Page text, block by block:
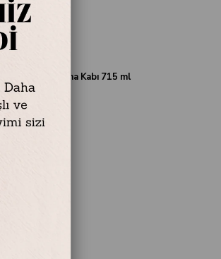
Cam Saklama Kabı 715 ml